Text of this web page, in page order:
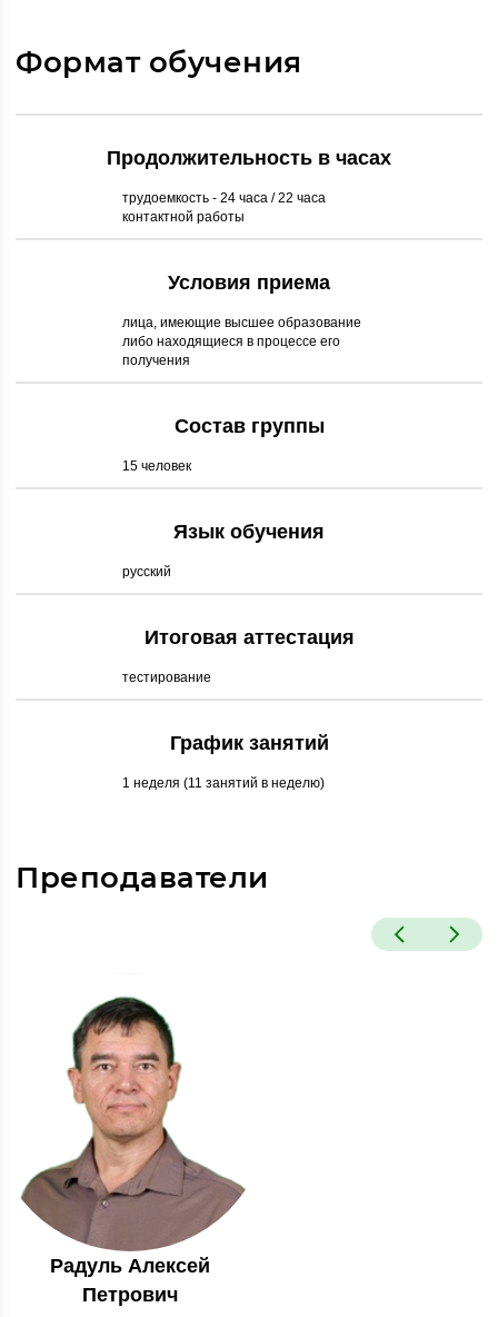
Формат обучения
Продолжительность в часах
трудоемкость - 24 часа / 22 часа
контактной работы
Условия приема
лица, имеющие высшее образование
либо находящиеся в процессе его
получения
Состав группы
15 человек
Язык обучения
русский
Итоговая аттестация
тестирование
График занятий
1 неделя (11 занятий в неделю)
Преподаватели
Радуль Алексей
Петрович